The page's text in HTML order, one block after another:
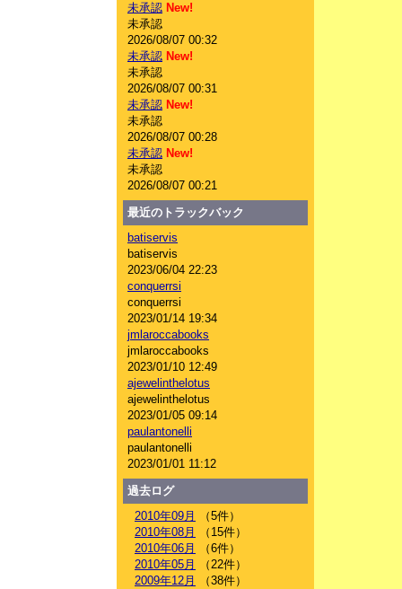
未承認 New!
未承認
2026/08/07 00:32
未承認 New!
未承認
2026/08/07 00:31
未承認 New!
未承認
2026/08/07 00:28
未承認 New!
未承認
2026/08/07 00:21
最近のトラックバック
batiservis
batiservis
2023/06/04 22:23
conquerrsi
conquerrsi
2023/01/14 19:34
jmlaroccabooks
jmlaroccabooks
2023/01/10 12:49
ajewelinthelotus
ajewelinthelotus
2023/01/05 09:14
paulantonelli
paulantonelli
2023/01/01 11:12
過去ログ
2010年09月
（5件）
2010年08月
（15件）
2010年06月
（6件）
2010年05月
（22件）
2009年12月
（38件）